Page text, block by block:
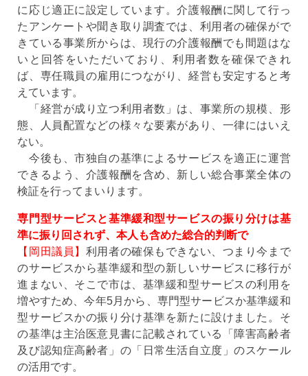
に応じ適正に設定しています。介護報酬に関して行っ
たアンケートや聞き取り調査では、利用者の確保がで
きている事業所からは、現行の介護報酬でも間題はな
いと回答をいただいており、利用者数を確保できれ
ば、専任職員の雇用につながり、経営も安定すると考
えています。
「経営が成り立つ利用者数」は、事業所の規模、形
態、人員配置などの様々な要素があり、一律にはいえ
ない。
今後も、市独自の基準によるサービスを適正に運営
できるよう、介護報酬を含め、新しい総合事業全体の
検証を行ってまいります。
専門型サービスと基準緩和型サービスの振り分けは基
準に振り回されず、本人も含めた総合的判断で
【岡田議員】 利用者の確保もできない、つまり今まで
のサービスから基準緩和型の新しいサービスに移行が
進まない、そこで市は、基準緩和型サービスの利用を
増やすため、今年5月から、専門型サービスか基準緩和
型サービスかの振り分け基準を新たに設けました。そ
の基準は主治医意見書に記載されている「障害高齢者
及び認知症高齢者」の「日常生活自立度」のスケール
の活用です。